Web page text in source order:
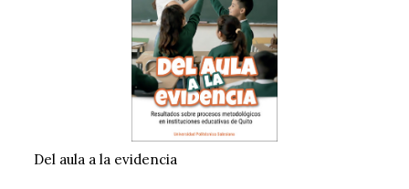
Del aula a la evidencia